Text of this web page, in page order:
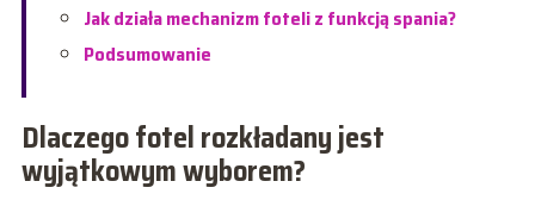
Jak działa mechanizm foteli z funkcją spania?
Podsumowanie
Dlaczego fotel rozkładany jest
wyjątkowym wyborem?